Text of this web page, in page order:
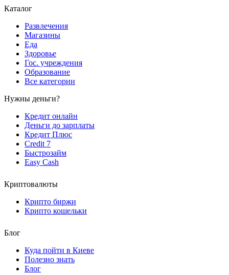
Каталог
Развлечения
Магазины
Еда
Здоровье
Гос. учреждения
Образование
Все категории
Нужны деньги?
Кредит онлайн
Деньги до зарплаты
Кредит Плюс
Credit 7
Быстрозайм
Easy Cash
Криптовалюты
Крипто биржи
Крипто кошельки
Блог
Куда пойти в Киеве
Полезно знать
Блог